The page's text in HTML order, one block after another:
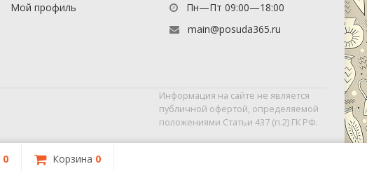
Мой профиль
Пн—Пт 09:00—18:00
main@posuda365.ru
Информация на сайте не является
публичной офертой, определяемой
положениями Статьи 437 (п.2) ГК РФ.
0 Корзина 0